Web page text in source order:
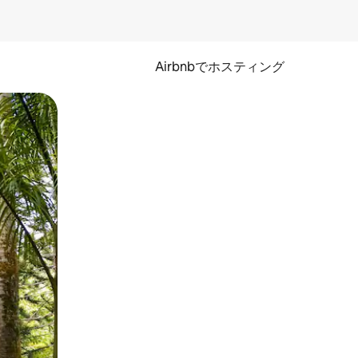
Airbnbでホスティング
できます。